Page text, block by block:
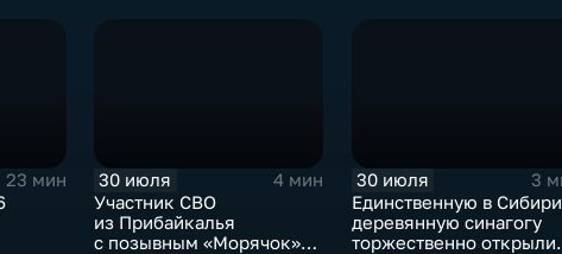
23 мин
30 июля
4 мин
Участник СВО
из Прибайкалья
с позывным «Морячок»
30 июля
3
Единственную в Сибири
деревянную синагогу
торжественно открыли